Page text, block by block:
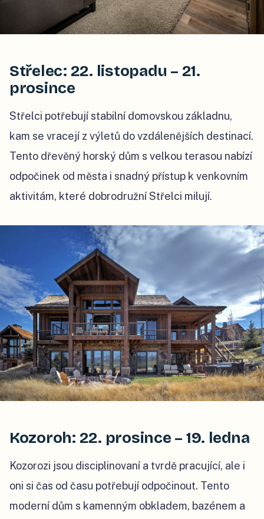
Střelec: 22. listopadu – 21.
prosince
Střelci potřebují stabilní domovskou základnu,
kam se vracejí z výletů do vzdálenějších destinací.
Tento dřevěný horský dům s velkou terasou nabízí
odpočinek od města i snadný přístup k venkovním
aktivitám, které dobrodružní Střelci milují.
Kozoroh: 22. prosince – 19. ledna
Kozorozi jsou disciplinovaní a tvrdě pracující, ale i
oni si čas od času potřebují odpočinout. Tento
moderní dům s kamenným obkladem, bazénem a